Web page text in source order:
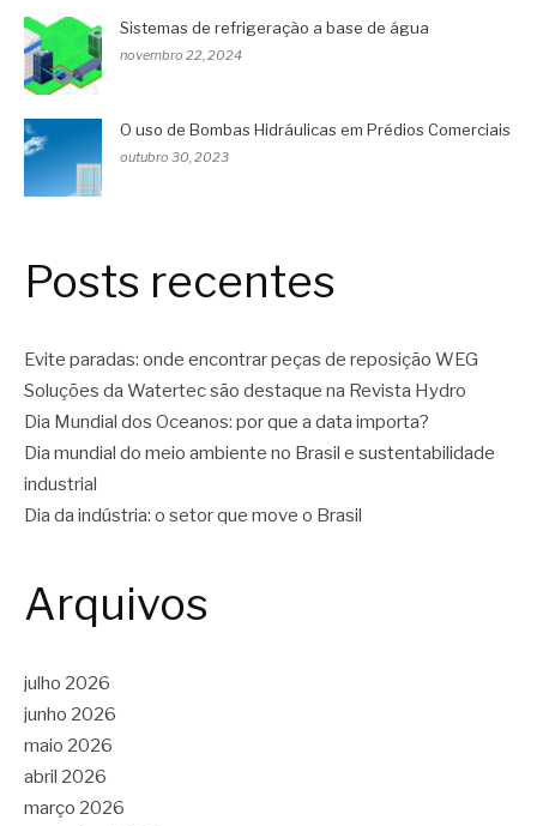
Sistemas de refrigeração a base de água
novembro 22, 2024
O uso de Bombas Hidráulicas em Prédios Comerciais
outubro 30, 2023
Posts recentes
Evite paradas: onde encontrar peças de reposição WEG
Soluções da Watertec são destaque na Revista Hydro
Dia Mundial dos Oceanos: por que a data importa?
Dia mundial do meio ambiente no Brasil e sustentabilidade
industrial
Dia da indústria: o setor que move o Brasil
Arquivos
julho 2026
junho 2026
maio 2026
abril 2026
março 2026